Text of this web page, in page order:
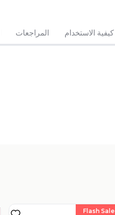
كيفية الاستخدام المراجعات
Flash Sale